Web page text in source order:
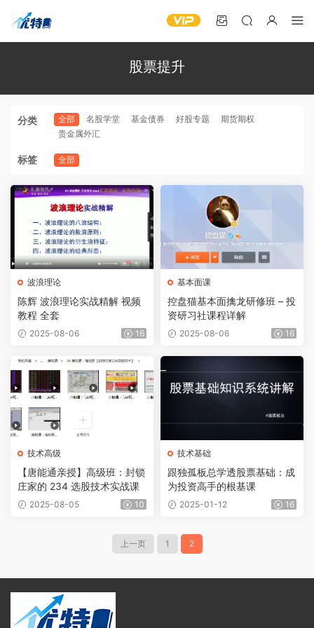
股票提升
分类 全部 名股学堂 基金债券 好股专题
期货期权
贵金属外汇
标签 全部
波浪理论
陈辉 波浪理论实战精解 视频
教程 全套
2025-08-06 16
基本面课
控盘猫基本面擒龙研修班 – 投
资研习社课程详解
2025-08-06 16
技术高级
【唐能通亲授】高级班：封锁
庄家的 234 选股技术实战课
2025-08-05 10
技术基础
跟独孤板总学透股票基础：成
为投资高手的根基课
2025-01-12 16
上一页 1 2